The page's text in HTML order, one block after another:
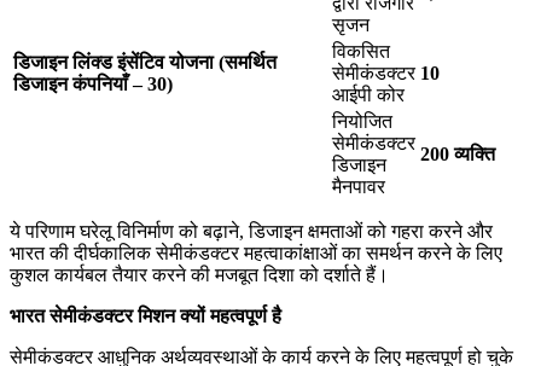
सृजन
डिजाइन लिंक्ड इंसेंटिव योजना (समर्थित
डिजाइन कंपनियाँ – 30)
विकसित
सेमीकंडक्टर
आईपी कोर
10
नियोजित
सेमीकंडक्टर
डिजाइन
मैनपावर
200व्यक्ति
ये परिणाम घरेलू विनिर्माण को बढ़ाने, डिजाइन क्षमताओं को गहरा करने और
भारत की दीर्घकालिक सेमीकंडक्टर महत्वाकांक्षाओं का समर्थन करने के लिए
कुशल कार्यबल तैयार करने की मजबूत दिशा को दर्शाते हैं।
भारत सेमीकंडक्टर मिशन क्यों महत्वपूर्ण है
सेमीकंडक्टर आधुनिक अर्थव्यवस्थाओं के कार्य करने के लिए महत्वपूर्ण हो चुके